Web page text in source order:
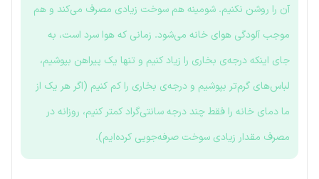
آن را روشن نکنیم. شومینه هم سوخت زیادی مصرف می‌کند و هم
موجب آلودگی هوای خانه می‌شود. زمانی که هوا سرد است، به
جای اینکه درجه‌ی بخاری را زیاد کنیم و تنها یک پیراهن بپوشیم،
لباس‌های گرم‌تر بپوشیم و درجه‌ی بخاری را کم کنیم (اگر هر یک از
ما دمای خانه را فقط چند درجه سانتی‌گراد کمتر کنیم، روزانه در
مصرف مقدار زیادی سوخت صرفه‌جویی کرده‌ایم).